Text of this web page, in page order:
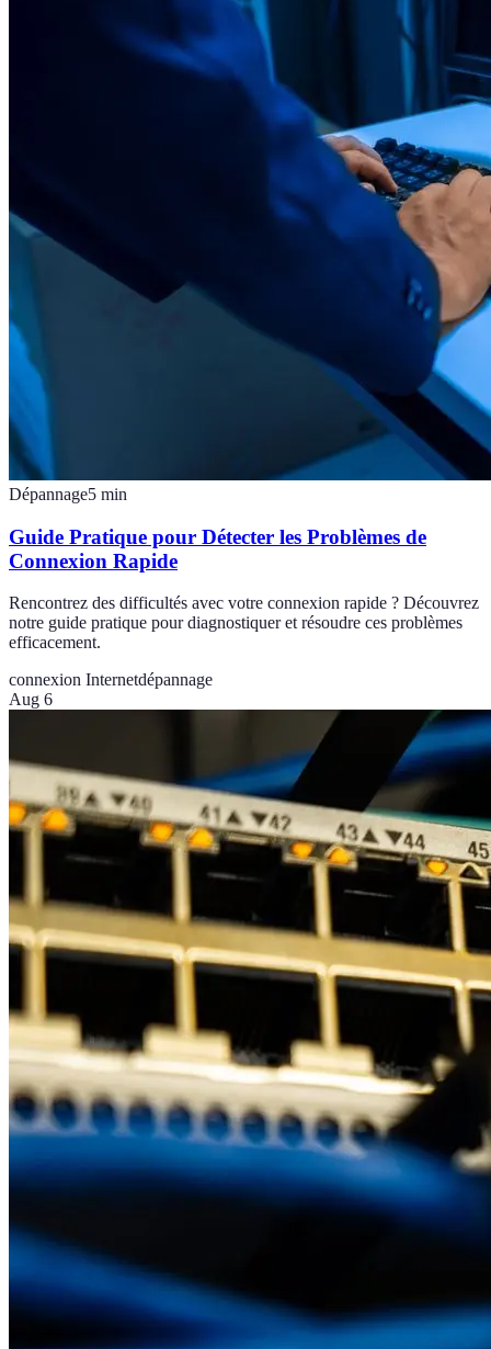
Dépannage5 min
Guide Pratique pour Détecter les Problèmes de
Connexion Rapide
Rencontrez des difficultés avec votre connexion rapide ? Découvrez
notre guide pratique pour diagnostiquer et résoudre ces problèmes
efficacement.
connexion Internetdépannage
Aug 6